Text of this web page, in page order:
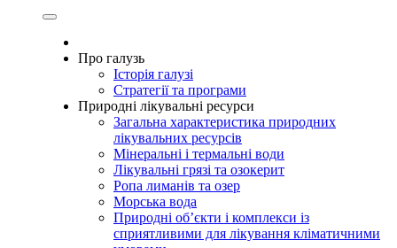
Про галузь
Історія галузі
Стратегії та програми
Природні лікувальні ресурси
Загальна характеристика природних
лікувальних ресурсів
Мінеральні і термальні води
Лікувальні грязі та озокерит
Ропа лиманів та озер
Морська вода
Природні об’єкти і комплекси із
сприятливими для лікування кліматичними